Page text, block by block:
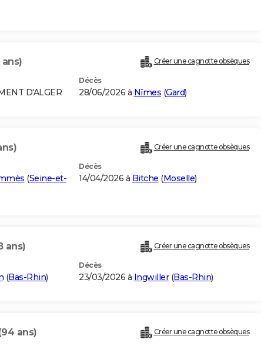
ans) Créer une cagnotte obsèques
D'ALGER
Décès
28/06/2026 à Nîmes (Gard)
Créer une cagnotte obsèques
(Seine-et-
Décès
14/04/2026 à Bitche (Moselle)
ans) Créer une cagnotte obsèques
(Bas-Rhin)
Décès
23/03/2026 à Ingwiller(Bas-Rhin)
ans) Créer une cagnotte obsèques